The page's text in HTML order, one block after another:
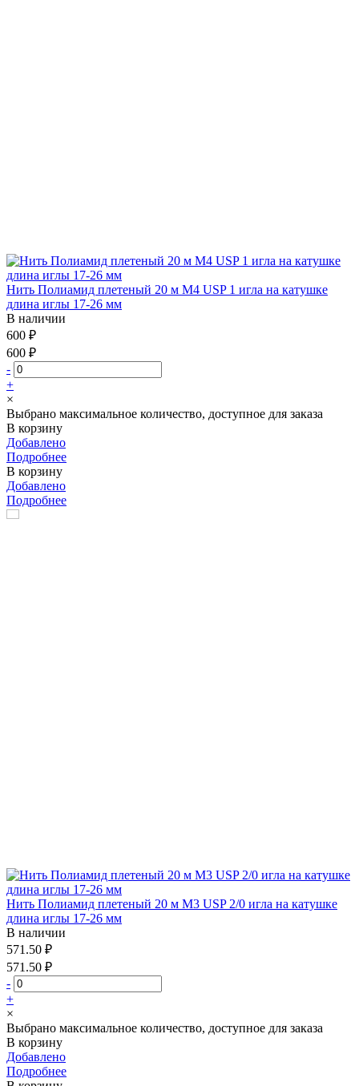
Нить Полиамид плетеный 20 м М4 USP 1 игла на катушке
длина иглы 17-26 мм
В наличии
600 ₽
600 ₽
-
+
×
Выбрано максимальное количество, доступное для заказа
В корзину
Добавлено
Подробнее
В корзину
Добавлено
Подробнее
Нить Полиамид плетеный 20 м М3 USP 2/0 игла на катушке
длина иглы 17-26 мм
В наличии
571.50 ₽
571.50 ₽
-
+
×
Выбрано максимальное количество, доступное для заказа
В корзину
Добавлено
Подробнее